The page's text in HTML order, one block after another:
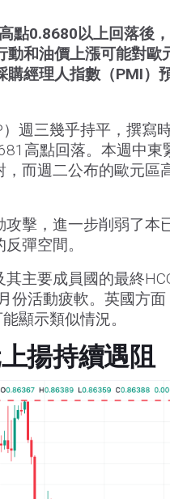
點0.8680以上回落後
和油價上漲可能對歐
購經理人指數（PMI）
）週三幾乎持平，撰寫
高點回落。本週中東
而週二公布的歐元區
擊，進一步削弱了本
彈空間。
主要成員國的最終
份活動疲軟。英國方
顯示類似情況。
揚持續遇阻